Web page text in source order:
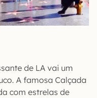
de LA vai um
A famosa Calçada
com estrelas de